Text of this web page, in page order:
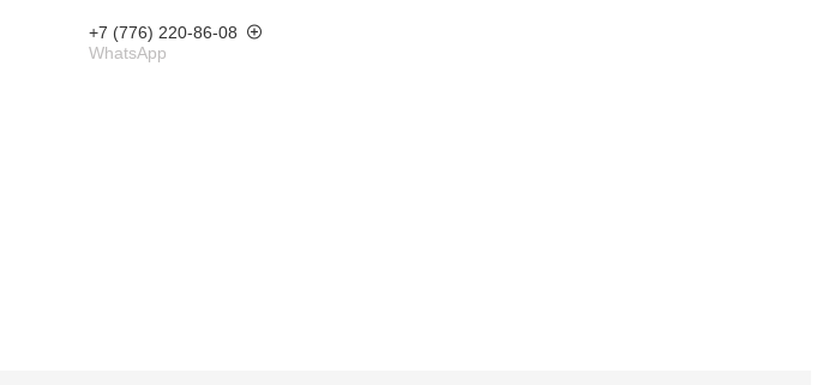
+7 (776) 220-86-08
WhatsApp